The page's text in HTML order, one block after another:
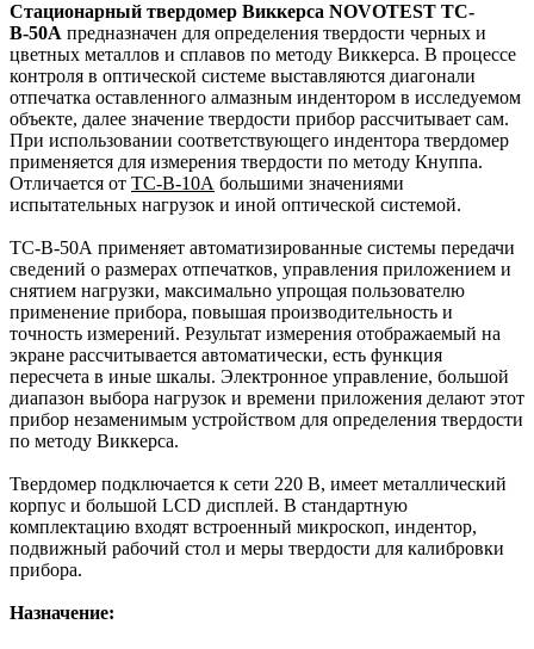
Стационарный твердомер Виккерса NOVOTEST ТС-
В-50А предназначен для определения твердости черных и
цветных металлов и сплавов по методу Виккерса. В процессе
контроля в оптической системе выставляются диагонали
отпечатка оставленного алмазным индентором в исследуемом
объекте, далее значение твердости прибор рассчитывает сам.
При использовании соответствующего индентора твердомер
применяется для измерения твердости по методу Кнуппа.
Отличается от ТС-В-10А большими значениями
испытательных нагрузок и иной оптической системой.
ТС-В-50А применяет автоматизированные системы передачи
сведений о размерах отпечатков, управления приложением и
снятием нагрузки, максимально упрощая пользователю
применение прибора, повышая производительность и
точность измерений. Результат измерения отображаемый на
экране рассчитывается автоматически, есть функция
пересчета в иные шкалы. Электронное управление, большой
диапазон выбора нагрузок и времени приложения делают этот
прибор незаменимым устройством для определения твердости
по методу Виккерса.
Твердомер подключается к сети 220 В, имеет металлический
корпус и большой LСD дисплей. В стандартную
комплектацию входят встроенный микроскоп, индентор,
подвижный рабочий стол и меры твердости для калибровки
прибора.
Назначение: